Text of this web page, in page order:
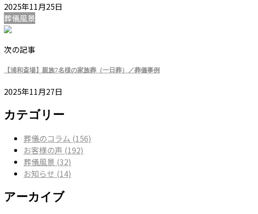
2025年11月25日
葬儀風景
次の記事
【浦和斎場】親族7名様の家族葬（一日葬）／葬儀事例
2025年11月27日
カテゴリー
葬儀のコラム (156)
お客様の声 (192)
葬儀風景 (32)
お知らせ (14)
アーカイブ